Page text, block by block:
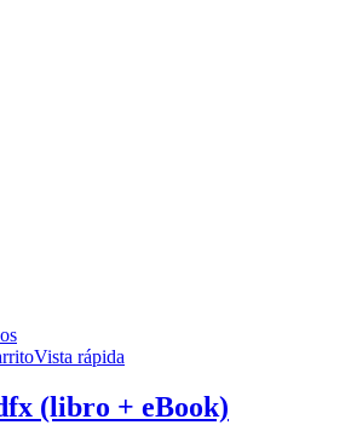
Vista rápida
(libro + eBook)